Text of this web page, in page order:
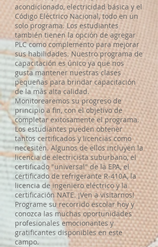
acondicionado, electricidad básica y el
Código Eléctrico Nacional, todo en un
solo programa. Los estudiantes
también tienen la opción de agregar
PLC como complemento para mejorar
sus habilidades. Nuestro programa de
capacitación es único ya que nos
gusta mantener nuestras clases
pequeñas para brindar capacitación
de la más alta calidad.
Monitorearemos su progreso de
principio a fin, con el objetivo de
completar exitosamente el programa.
Los estudiantes pueden obtener
tantos certificados y licencias como
necesiten. Algunos de ellos incluyen la
licencia de electricista suburbano, el
certificado "universal" de la EPA, el
certificado de refrigerante R-410A, la
licencia de ingeniero eléctrico y la
certificación NATE. ¡Ven a visitarnos!
Programe su recorrido escolar hoy y
conozca las muchas oportunidades
profesionales emocionantes y
gratificantes disponibles en este
campo.